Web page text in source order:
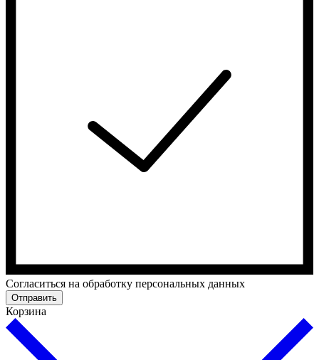
Cогласиться на обработку персональных данных
Отправить
Корзина